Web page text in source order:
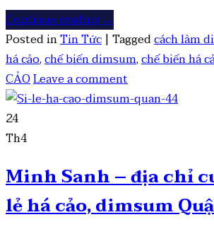
Continue reading→
Posted inTin Tức | Taggedcách làm
há cảo,chế biến dimsum,chế biến há
CẢOLeave a comment
24
Th4
Minh Sanh – địa chỉ
lẻ há cảo, dimsum